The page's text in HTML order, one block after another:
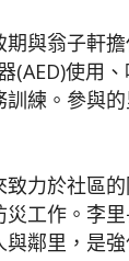
與翁子軒
(AED)使用
練。參與
力於社區
工作。李
鄰里，是